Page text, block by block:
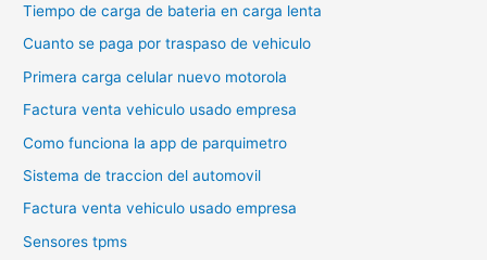
Tiempo de carga de bateria en carga lenta
Cuanto se paga por traspaso de vehiculo
Primera carga celular nuevo motorola
Factura venta vehiculo usado empresa
Como funciona la app de parquimetro
Sistema de traccion del automovil
Factura venta vehiculo usado empresa
Sensores tpms